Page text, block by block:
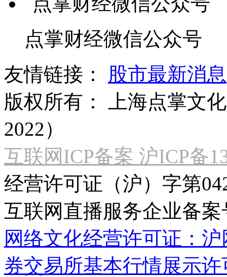
点掌财经微信公众号
友情链接：
股市最新消息
版权所有：
上海点掌文
2022）
互联网ICP备案 沪ICP备
经营许可证（沪）字第
互联网直播服务企业备案
网络文化经营许可证：
券交易所基本行情展示许